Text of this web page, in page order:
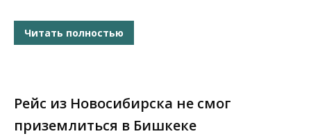
Читать полностью
Рейс из Новосибирска не смог
приземлиться в Бишкеке